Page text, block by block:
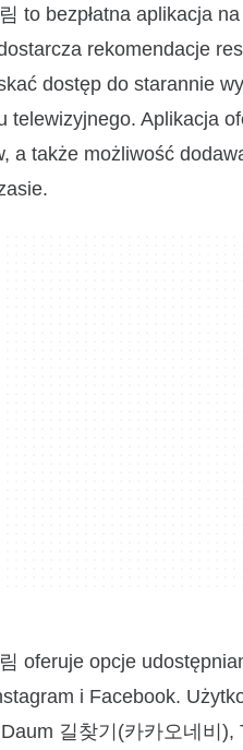
to bezpłatna aplikacja
rekomendacje
dostęp do starannie
telewizyjnego. Aplikacja
a także możliwość
oferuje opcje
i Facebook.
길찾기(카카오네비